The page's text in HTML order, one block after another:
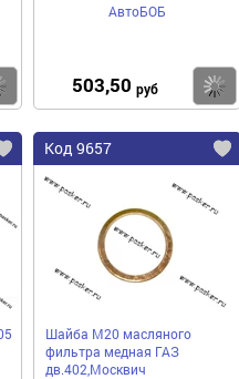
Купить
АвтоБОБ
503,50 руб
Код 9657
Шайба М20 масляного
фильтра медная ГАЗ
дв.402,Москвич